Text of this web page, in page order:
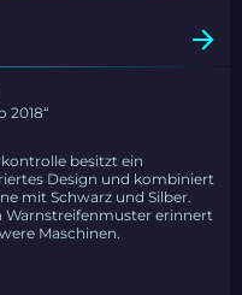
2018“
besitzt ein
Design und kombiniert
mit Schwarz und Silber.
Warnstreifenmuster erinnert
Maschinen.